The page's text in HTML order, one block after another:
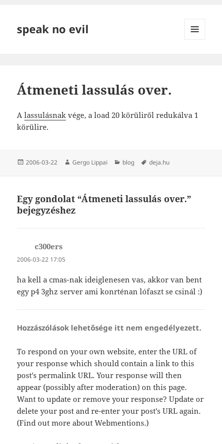
speak no evil
Átmeneti lassulás over.
Alassulásnak vége, a load 20 körüliről redukálva 1
körülire.
Közzétéve
2006-03-22 Szerző
Gergo Lippai Kategória
blog Címke
deja.hu
Egy gondolat “Átmeneti lassulás over.”
bejegyzéshez
c300ers
2006-03-22 17:05
ha kell a cmas-nak ideiglenesen vas, akkor van bent
egy p4 3ghz server ami konrténan lófaszt se csinál :)
Hozzászólások lehetősége itt nem engedélyezett.
To respond on your own website, enter the URL of
your response which should contain a link to this
post's permalink URL. Your response will then
appear (possibly after moderation) on this page.
Want to update or remove your response? Update or
delete your post and re-enter your post's URL again.
(Find out more about Webmentions.)